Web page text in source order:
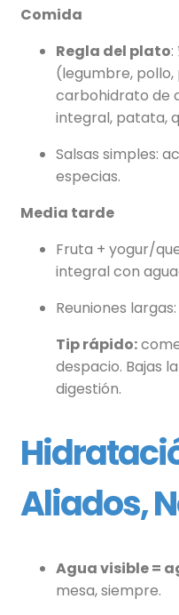
Comida
Regla del plato
(legumbre,
carbohidrato de
integral, patata,
Salsas simples:
especias.
Media tarde
Fruta + yogur/
integral con
Reuniones
Tip rápido:
despacio. Bajas
digestión.
Aliados,
Agua visible =
mesa, siempre.